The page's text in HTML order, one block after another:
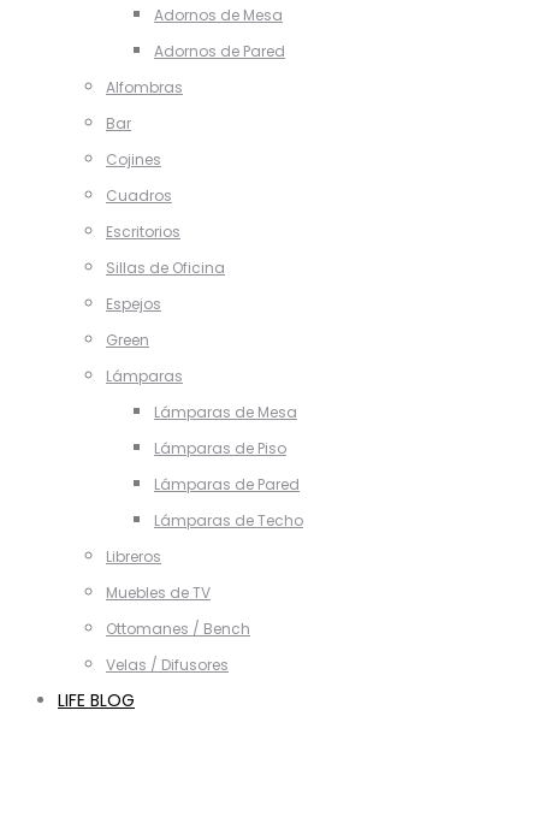
Adornos de Mesa
Adornos de Pared
Alfombras
Bar
Cojines
Cuadros
Escritorios
Sillas de Oficina
Espejos
Green
Lámparas
Lámparas de Mesa
Lámparas de Piso
Lámparas de Pared
Lámparas de Techo
Libreros
Muebles de TV
Ottomanes / Bench
Velas / Difusores
LIFE BLOG